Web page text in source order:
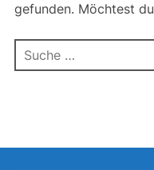
gefunden. Möchtest
Suchen
nach: